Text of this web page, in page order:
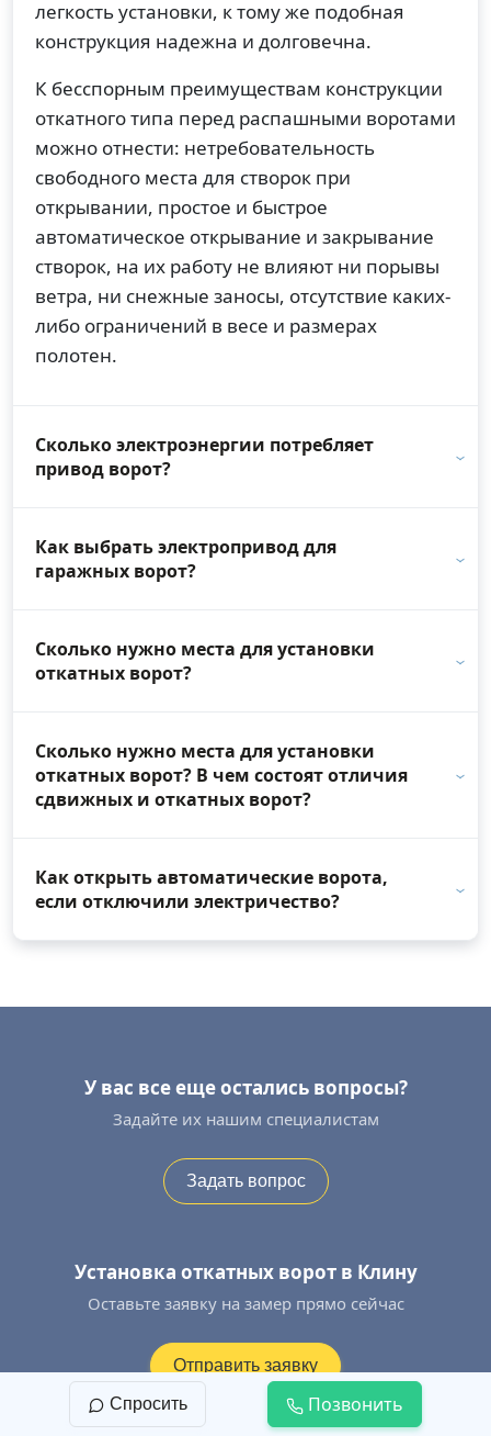
легкость установки, к тому же подобная
конструкция надежна и долговечна.
К бесспорным преимуществам конструкции
откатного типа перед распашными воротами
можно отнести: нетребовательность
свободного места для створок при
открывании, простое и быстрое
автоматическое открывание и закрывание
створок, на их работу не влияют ни порывы
ветра, ни снежные заносы, отсутствие каких-
либо ограничений в весе и размерах
полотен.
Сколько электроэнергии потребляет
привод ворот?
Как выбрать электропривод для
гаражных ворот?
Сколько нужно места для установки
откатных ворот?
Сколько нужно места для установки
откатных ворот? В чем состоят отличия
сдвижных и откатных ворот?
Как открыть автоматические ворота,
если отключили электричество?
У вас все еще остались вопросы?
Задайте их нашим специалистам
Задать вопрос
Установка откатных ворот в Клину
Оставьте заявку на замер прямо сейчас
Отправить заявку
Спросить Позвонить